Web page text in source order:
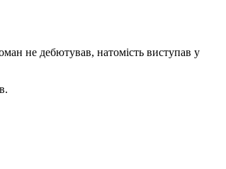
не дебютував, натомість виступав у